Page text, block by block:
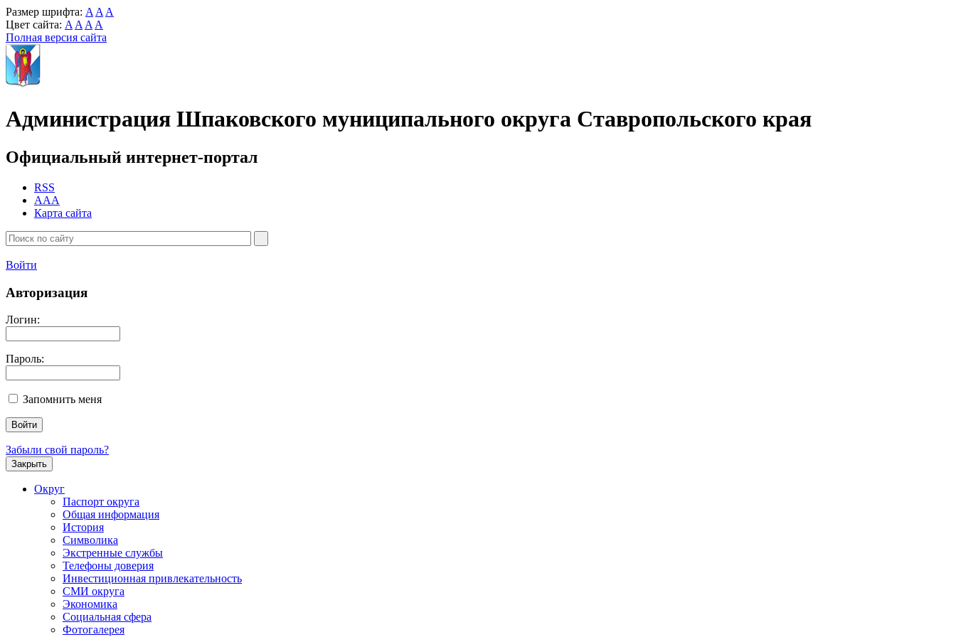
Размер шрифта: A A A
Цвет сайта: A A A A
Полная версия сайта
Администрация Шпаковского муниципального округа Ставропольского края
Официальный интернет-портал
RSS
AAA
Карта сайта
Войти
Авторизация
Логин:
Пароль:
Запомнить меня
Забыли свой пароль?
Закрыть
Округ
Паспорт округа
Общая информация
История
Символика
Экстренные службы
Телефоны доверия
Инвестиционная привлекательность
СМИ округа
Экономика
Социальная сфера
Фотогалерея